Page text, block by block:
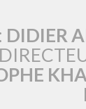
DIDIER